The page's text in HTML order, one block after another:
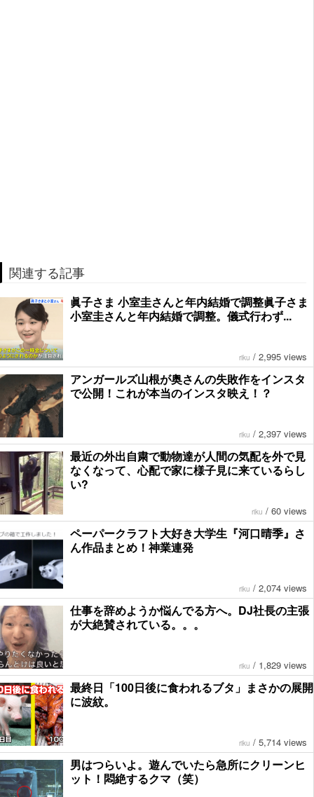
関連する記事
眞子さま 小室圭さんと年内結婚で調整眞子さま
小室圭さんと年内結婚で調整。儀式行わず...
riku / 2,995 views
アンガールズ山根が奥さんの失敗作をインスタ
で公開！これが本当のインスタ映え！？
riku / 2,397 views
最近の外出自粛で動物達が人間の気配を外で見
なくなって、心配で家に様子見に来ているらし
い?
riku / 60 views
ペーパークラフト大好き大学生『河口晴季』さ
ん作品まとめ！神業連発
riku / 2,074 views
仕事を辞めようか悩んでる方へ。DJ社長の主張
が大絶賛されている。。。
riku / 1,829 views
最終日「100日後に食われるブタ」まさかの展開
に波紋。
riku / 5,714 views
男はつらいよ。遊んでいたら急所にクリーンヒ
ット！悶絶するクマ（笑）